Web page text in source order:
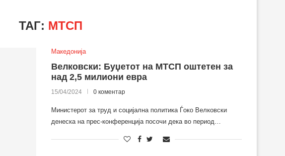
ТАГ: МТСП
Македонија
Велковски: Буџетот на МТСП оштетен за
над 2,5 милиони евра
15/04/2024 0 коментар
Министерот за труд и социјална политика Ѓоко Велковски
денеска на прес-конференција посочи дека во период…